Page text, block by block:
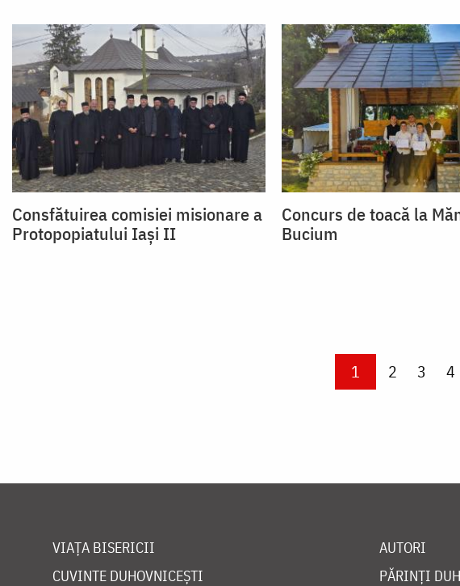
Consfătuirea comisiei misionare a
Protopopiatului Iași II
Concurs de toacă la
Bucium
Current page
1 Page
2 Page
3 4
VIAȚA BISERICII
CUVINTE DUHOVNICEȘTI
AUTORI
PĂRINȚI